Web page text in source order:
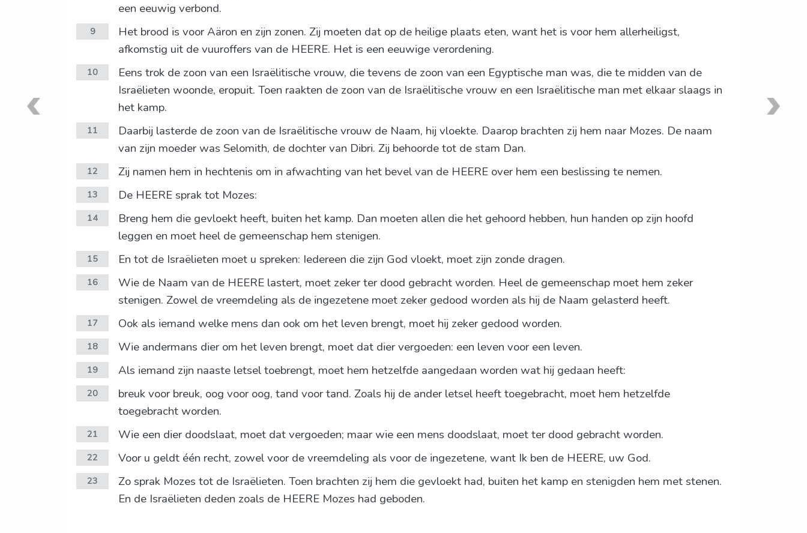
een eeuwig verbond.
9
Het brood is voor Aäron en zijn zonen. Zij moeten dat op de heilige plaats eten, want het is voor hem allerheiligst,
afkomstig uit de vuuroffers van de HEERE. Het is een eeuwige verordening.
10
Eens trok de zoon van een Israëlitische vrouw, die tevens de zoon van een Egyptische man was, die te midden van de
Israëlieten woonde, eropuit. Toen raakten de zoon van de Israëlitische vrouw en een Israëlitische man met elkaar slaags in
het kamp.
11
Daarbij lasterde de zoon van de Israëlitische vrouw de Naam, hij vloekte. Daarop brachten zij hem naar Mozes. De naam
van zijn moeder was Selomith, de dochter van Dibri. Zij behoorde tot de stam Dan.
12 Zij namen hem in hechtenis om in afwachting van het bevel van de HEERE over hem een beslissing te nemen.
13 De HEERE sprak tot Mozes:
14
Breng hem die gevloekt heeft, buiten het kamp. Dan moeten allen die het gehoord hebben, hun handen op zijn hoofd
leggen en moet heel de gemeenschap hem stenigen.
15 En tot de Israëlieten moet u spreken: Iedereen die zijn God vloekt, moet zijn zonde dragen.
16
Wie de Naam van de HEERE lastert, moet zeker ter dood gebracht worden. Heel de gemeenschap moet hem zeker
stenigen. Zowel de vreemdeling als de ingezetene moet zeker gedood worden als hij de Naam gelasterd heeft.
17 Ook als iemand welke mens dan ook om het leven brengt, moet hij zeker gedood worden.
18 Wie andermans dier om het leven brengt, moet dat dier vergoeden: een leven voor een leven.
19 Als iemand zijn naaste letsel toebrengt, moet hem hetzelfde aangedaan worden wat hij gedaan heeft:
20
breuk voor breuk, oog voor oog, tand voor tand. Zoals hij de ander letsel heeft toegebracht, moet hem hetzelfde
toegebracht worden.
21 Wie een dier doodslaat, moet dat vergoeden; maar wie een mens doodslaat, moet ter dood gebracht worden.
22 Voor u geldt één recht, zowel voor de vreemdeling als voor de ingezetene, want Ik ben de HEERE, uw God.
23
Zo sprak Mozes tot de Israëlieten. Toen brachten zij hem die gevloekt had, buiten het kamp en stenigden hem met stenen.
En de Israëlieten deden zoals de HEERE Mozes had geboden.